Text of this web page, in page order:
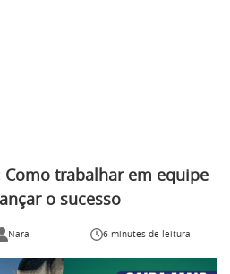
Como trabalhar em equipe
o sucesso
Nara 6 minutes de leitura